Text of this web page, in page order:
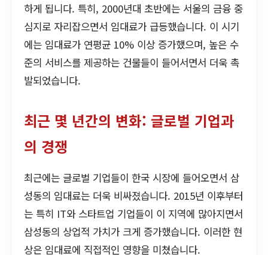
하게 됩니다. 특히, 2000년대 초반에는 서울의 금융 중
심지로 자리잡으면서 임대료가 급등했습니다. 이 시기
에는 임대료가 연평균 10% 이상 증가했으며, 높은 수
준의 서비스를 제공하는 건물들이 들어서면서 더욱 촉
발되었습니다.
최근 몇 년간의 변화: 글로벌 기업과
의 경쟁
최근에는 글로벌 기업들이 한국 시장에 들어오면서 삼
성동의 임대료는 더욱 비싸졌습니다. 2015년 이후부터
는 특히 IT와 스타트업 기업들이 이 지역에 많아지면서
삼성동의 상업적 가치가 크게 증가했습니다. 이러한 현
상은 임대료에 직접적인 영향을 미쳤습니다.